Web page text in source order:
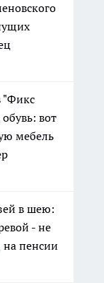
"Фикс
вот
мебель
в шею:
- не
на пенсии